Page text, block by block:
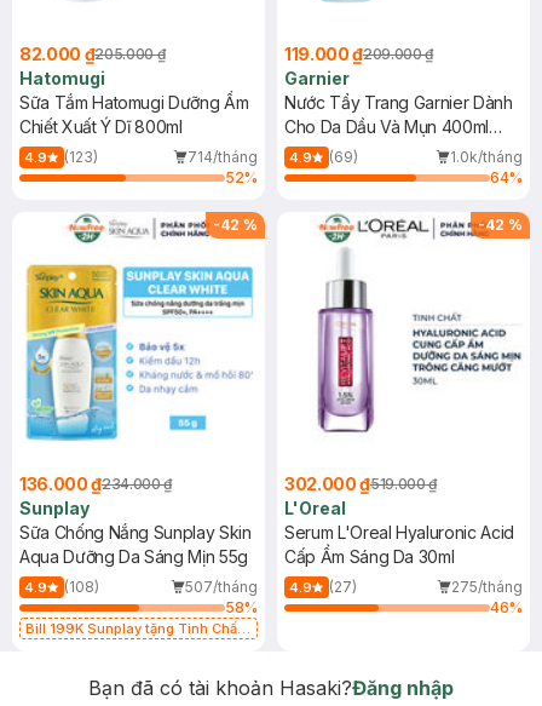
82.000 ₫205.000 ₫
Hatomugi
Sữa Tắm Hatomugi Dưỡng Ẩm
Chiết Xuất Ý Dĩ 800ml
4.9 (123)
714/tháng
52%
119.000 ₫209.000 ₫
Garnier
Nước Tẩy Trang Garnier Dành
Cho Da Dầu Và Mụn 400ml
(Mới)
4.9 (69)
1.0k/tháng
64%
-42 %
136.000 ₫234.000 ₫
Sunplay
Sữa Chống Nắng Sunplay Skin
Aqua Dưỡng Da Sáng Mịn 55g
4.9 (108)
507/tháng
58%
Bill 199K Sunplay tặng Tinh Chất
-42 %
302.000 ₫519.000 ₫
L'Oreal
Serum L'Oreal Hyaluronic Acid
Cấp Ẩm Sáng Da 30ml
4.9 (27)
275/tháng
46%
Bạn đã có tài khoản Hasaki?Đăng nhập